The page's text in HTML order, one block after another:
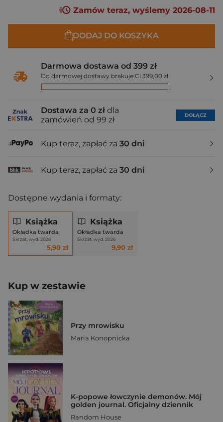
Zamów teraz, wyślemy 2026-08-11
DODAJ DO KOSZYKA
Darmowa dostawa od 399 zł
Do darmowej dostawy brakuje Ci 399,00 zł
Dostawa za 0 zł dla
zamówień od 99 zł
DOŁĄCZ
Kup teraz, zapłać za 30 dni
Kup teraz, zapłać za 30 dni
Dostępne wydania i formaty:
Książka
Okładka twarda
Skrzat, wyd. 2026
5,90 zł
Książka
Okładka twarda
Skrzat, wyd. 2026
9,90 zł
Kup w zestawie
Przy mrowisku
Maria Konopnicka
K-popowe łowczynie demonów. Mój
golden journal. Oficjalny dziennik
Random House